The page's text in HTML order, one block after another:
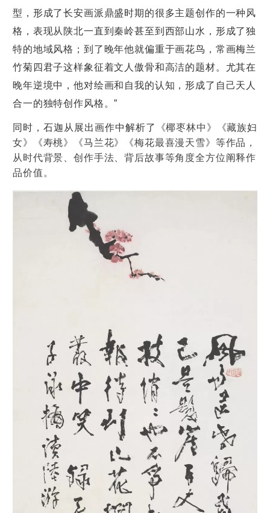
型，形成了长安画派鼎盛时期的很多主题创作的一种风
格，表现从陕北一直到秦岭甚至到西部山水，形成了独
特的地域风格；到了晚年他就偏重于画花鸟，常画梅兰
竹菊四君子这样象征着文人傲骨和高洁的题材。尤其在
晚年逆境中，他对绘画和自我的认知，形成了自己天人
合一的独特创作风格。”
同时， 石迦从展出画作中解析了
《椰枣林中》《藏族妇
女》《寿桃》《马兰花》《梅花最喜漫天雪》等作品，
从时代背景、创作手法、背后故事等角度全方位阐释作
品价值。